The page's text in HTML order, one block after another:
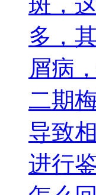
多，
屑病
二期
导致
进行